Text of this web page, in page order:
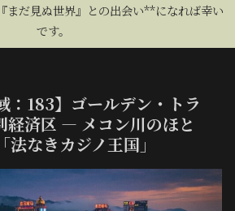
まだ見ぬ世界』との出会い**になれば幸い
です。
：183】ゴールデン・トラ
経済区 — メコン川のほと
法なきカジノ王国」